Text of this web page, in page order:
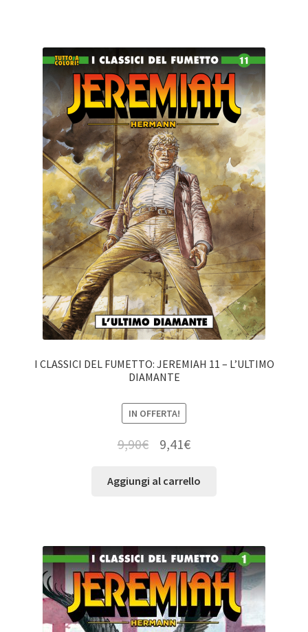
I CLASSICI DEL FUMETTO: JEREMIAH 11 – L’ULTIMO
DIAMANTE
IN OFFERTA!
9,90€ 9,41€
Aggiungi al carrello